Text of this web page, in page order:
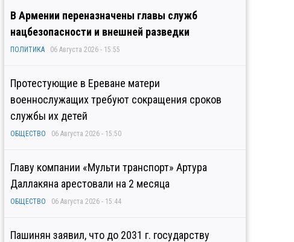
В Армении переназначены главы служб
нацбезопасности и внешней разведки
ПОЛИТИКА 06 Августа 2026 - 15:55
Протестующие в Ереване матери
военнослужащих требуют сокращения сроков
службы их детей
ОБЩЕСТВО 06 Августа 2026 - 15:50
Главу компании «Мульти транспорт» Артура
Даллакяна арестовали на 2 месяца
ОБЩЕСТВО 06 Августа 2026 - 15:44
Пашинян заявил, что до 2031 г. государству